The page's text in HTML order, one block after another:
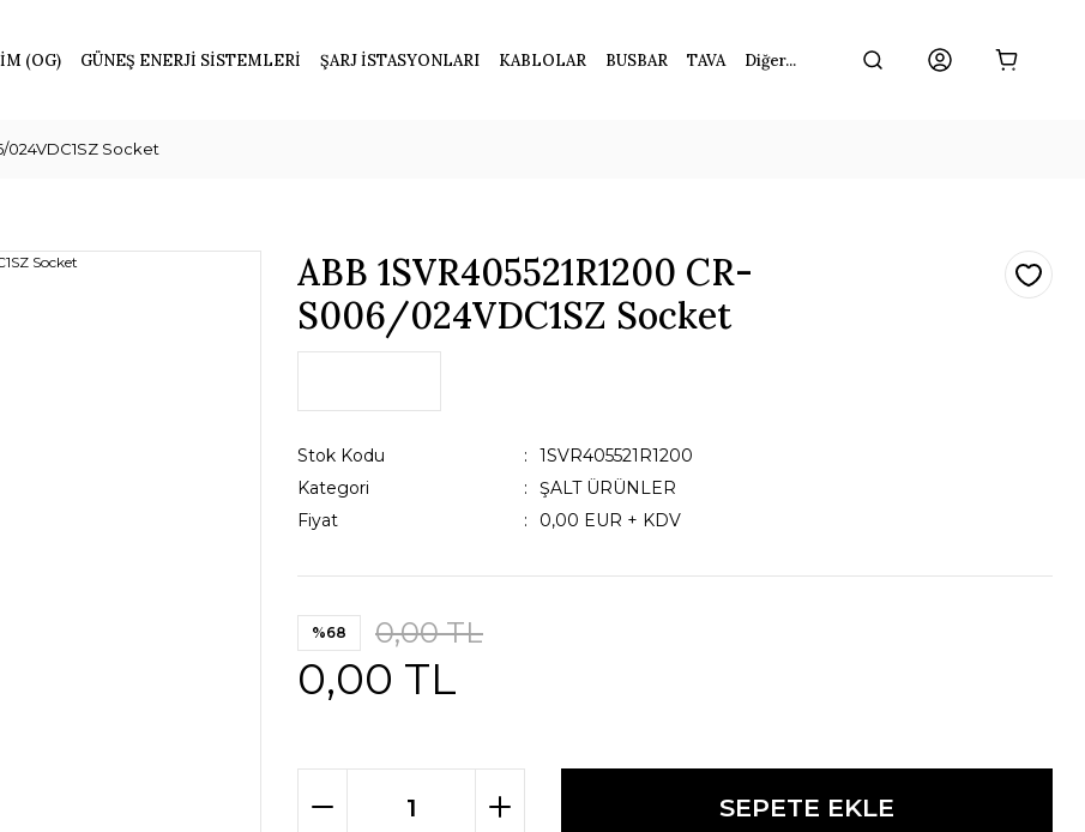
(OG) GÜNEŞ ENERJİ SİSTEMLERİ ŞARJ İSTASYONLARI KABLOLAR BUSBAR TAVA Diğer...
024VDC1SZ Socket
ABB 1SVR405521R1200 CR-
S006/024VDC1SZ Socket
Stok Kodu
1SVR405521R1200
Kategori
ŞALT ÜRÜNLER
Fiyat
0,00 EUR + KDV
%68 0,00 TL
0,00 TL
SEPETE EKLE